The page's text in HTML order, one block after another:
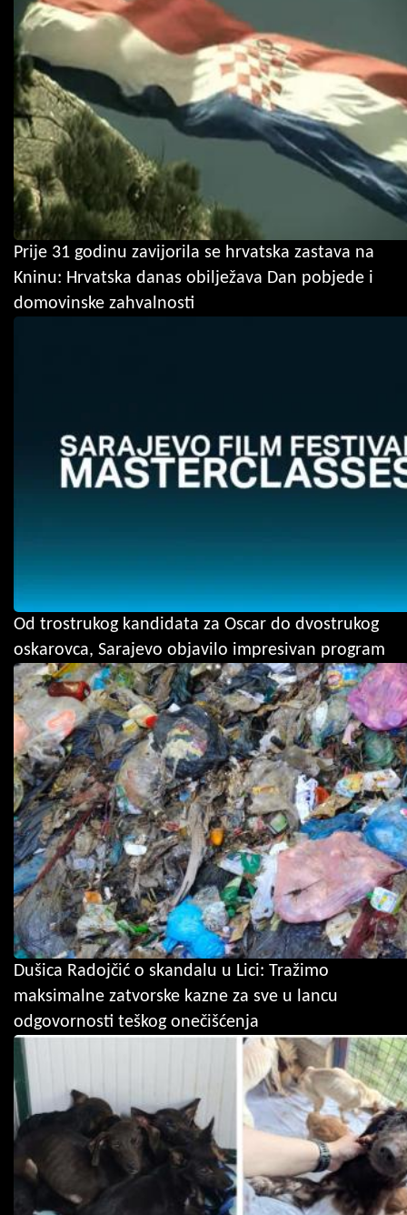
Prije 31 godinu zavijorila se hrvatska zastava na
Kninu: Hrvatska danas obilježava Dan pobjede i
domovinske zahvalnosti
Od trostrukog kandidata za Oscar do dvostrukog
oskarovca, Sarajevo objavilo impresivan program
Dušica Radojčić o skandalu u Lici: Tražimo
maksimalne zatvorske kazne za sve u lancu
odgovornosti teškog onečišćenja